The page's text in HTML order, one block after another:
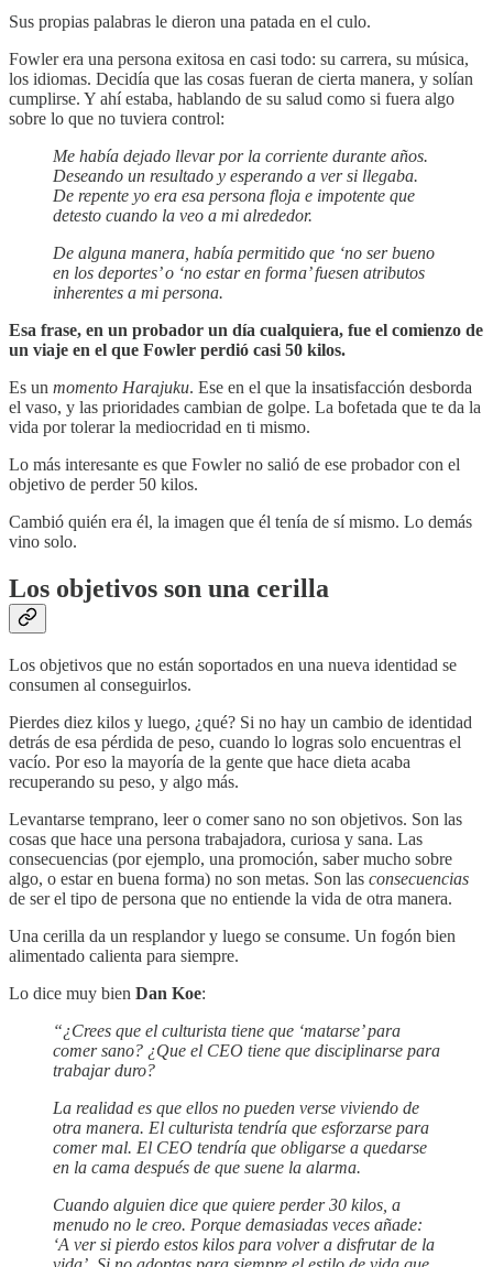
Sus propias palabras le dieron una patada en el culo.
Fowler era una persona exitosa en casi todo: su carrera, su música,
los idiomas. Decidía que las cosas fueran de cierta manera, y solían
cumplirse. Y ahí estaba, hablando de su salud como si fuera algo
sobre lo que no tuviera control:
Me había dejado llevar por la corriente durante años.
Deseando un resultado y esperando a ver si llegaba.
De repente yo era esa persona floja e impotente que
detesto cuando la veo a mi alrededor.
De alguna manera, había permitido que ‘no ser bueno
en los deportes’ o ‘no estar en forma’ fuesen atributos
inherentes a mi persona.
Esa frase, en un probador un día cualquiera, fue el comienzo de
un viaje en el que Fowler perdió casi 50 kilos.
Es un momento Harajuku. Ese en el que la insatisfacción desborda
el vaso, y las prioridades cambian de golpe. La bofetada que te da la
vida por tolerar la mediocridad en ti mismo.
Lo más interesante es que Fowler no salió de ese probador con el
objetivo de perder 50 kilos.
Cambió quién era él, la imagen que él tenía de sí mismo. Lo demás
vino solo.
Los objetivos son una cerilla
Los objetivos que no están soportados en una nueva identidad se
consumen al conseguirlos.
Pierdes diez kilos y luego, ¿qué? Si no hay un cambio de identidad
detrás de esa pérdida de peso, cuando lo logras solo encuentras el
vacío. Por eso la mayoría de la gente que hace dieta acaba
recuperando su peso, y algo más.
Levantarse temprano, leer o comer sano no son objetivos. Son las
cosas que hace una persona trabajadora, curiosa y sana. Las
consecuencias (por ejemplo, una promoción, saber mucho sobre
algo, o estar en buena forma) no son metas. Son las consecuencias
de ser el tipo de persona que no entiende la vida de otra manera.
Una cerilla da un resplandor y luego se consume. Un fogón bien
alimentado calienta para siempre.
Lo dice muy bien Dan Koe:
“¿Crees que el culturista tiene que ‘matarse’ para
comer sano? ¿Que el CEO tiene que disciplinarse para
trabajar duro?
La realidad es que ellos no pueden verse viviendo de
otra manera. El culturista tendría que esforzarse para
comer mal. El CEO tendría que obligarse a quedarse
en la cama después de que suene la alarma.
Cuando alguien dice que quiere perder 30 kilos, a
menudo no le creo. Porque demasiadas veces añade:
‘A ver si pierdo estos kilos para volver a disfrutar de la